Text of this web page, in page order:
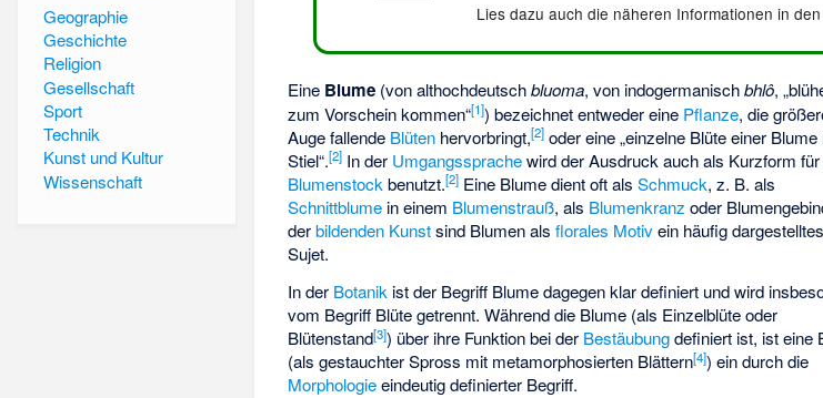
Geographie
Geschichte
Religion
Gesellschaft
Sport
Technik
Kunst und Kultur
Wissenschaft
Lies dazu auch die näheren Informationen in den
Eine Blume (von althochdeutschbluoma, von indogermanischbhlô,
zum Vorschein kommen“[1]) bezeichnet entweder eine Pflanze, die
Auge fallende Blüten hervorbringt,[2] oder eine „einzelne Blüte einer Blume
Stiel“.[2] In der Umgangssprachewird der Ausdruck auch als Kurzform
Blumenstock benutzt.[2] Eine Blume dient oft alsSchmuck, z. B. als
Schnittblume in einem Blumenstrauß, als Blumenkranz oder
derbildenden Kunstsind Blumen alsflorales Motivein häufig dargestelltes
Sujet.
In der Botanik ist der Begriff Blume dagegen klar definiert und wird
vom Begriff Blüte getrennt. Während die Blume (als Einzelblüte oder
Blütenstand[3]) über ihre Funktion bei der Bestäubungdefiniert ist, ist eine
(als gestauchter Spross mit metamorphosierten Blättern[4]) ein durch die
Morphologieeindeutig definierter Begriff.